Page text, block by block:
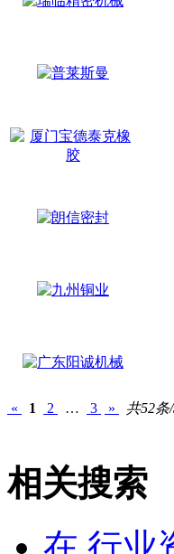
« 1 2 … 3 » 共52条
相关搜索
在 行业